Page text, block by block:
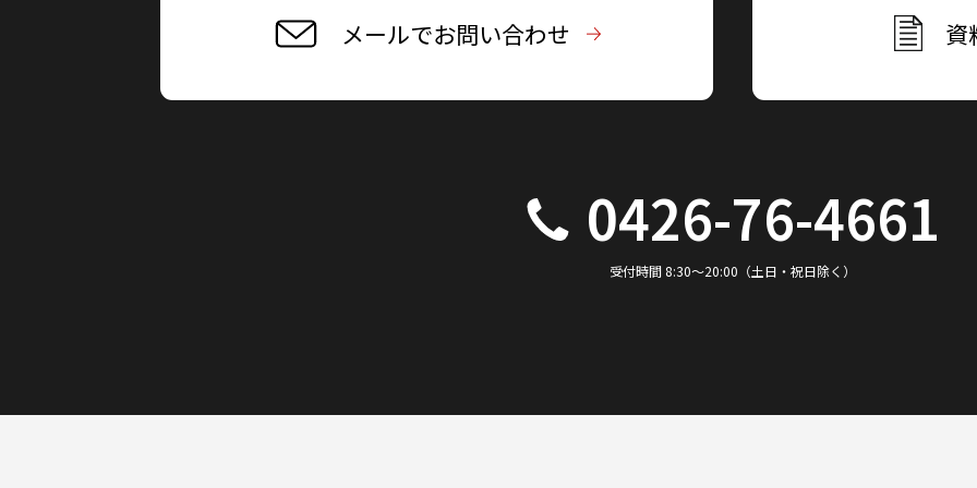
メールでお問い合わせ 資
0426-76-4661
受付時間 8:30～20:00（土日・祝日除く）